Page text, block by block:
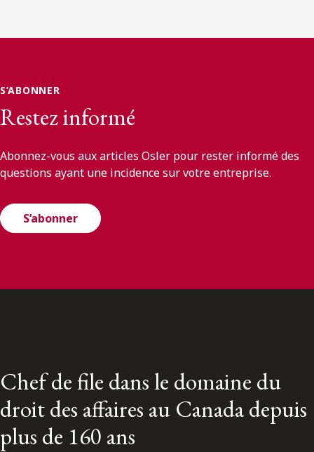
S’ABONNER
Restez informé
Abonnez-vous aux articles Osler pour rester informé des
questions ayant une incidence sur votre entreprise.
S’abonner
Chef de file dans le domaine du
droit des affaires au Canada depuis
plus de 160 ans